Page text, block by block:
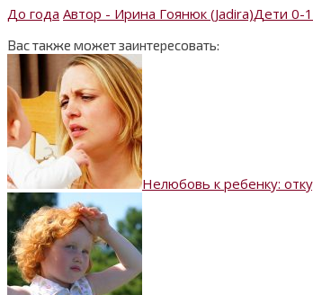
До года Автор - Ирина Гоянюк (Jadira)Дети 0-
Вас также может заинтересовать:
Нелюбовь к ребенку: